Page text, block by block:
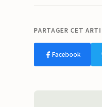
PARTAGER CET
Facebook